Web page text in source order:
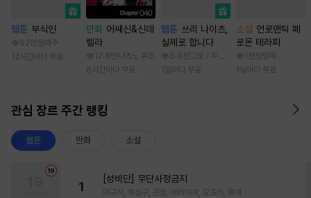
웹툰 부식인
92만 임애주
12시간마다 무료
만화 어쌔신&신데
렐라
17.8만 나츠노 유조
6시간마다 무료
웹툰 쓰리 나이츠,
실제로 합니다
5.8천 고토 / 두나래
1일마다 무료
소설 언로맨틱 페
로몬 테라피
1천 망랑독
1일마다 무료
관심 장르 주간 랭킹
웹툰 만화 소설
1
[성비단] 무단사정금지
마규식, 피상구, 진월, 테리야끼, 오프카, 뚱개